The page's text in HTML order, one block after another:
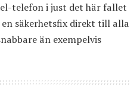
telefon i just det här fallet
säkerhetsfix direkt till alla
än exempelvis